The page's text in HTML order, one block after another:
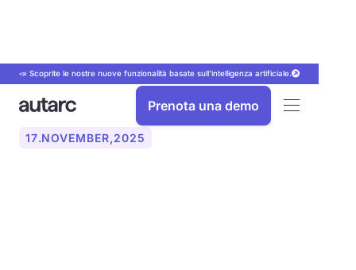
📣 Scoprite le nostre nuove funzionalità basate sull'intelligenza artificiale.
Prenota una demo
17.NOVEMBER,2025